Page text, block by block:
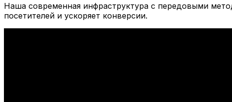
Наша современная инфраструктура с передовыми
посетителей и ускоряет конверсии.